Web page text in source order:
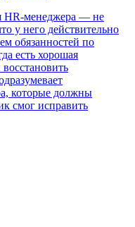
HR-менеджера — не
у него действительно
обязанностей по
есть хорошая
которые должны
смог исправить